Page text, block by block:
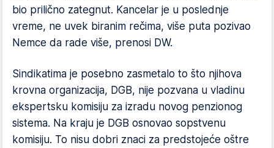
bio prilično zategnut. Kancelar je u poslednje
vreme, ne uvek biranim rečima, više puta pozivao
Nemce da rade više, prenosi DW.
Sindikatima je posebno zasmetalo to što njihova
krovna organizacija, DGB, nije pozvana u vladinu
ekspertsku komisiju za izradu novog penzionog
sistema. Na kraju je DGB osnovao sopstvenu
komisiju. To nisu dobri znaci za predstojeće oštre